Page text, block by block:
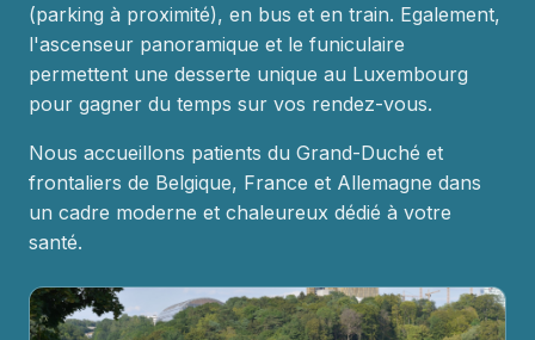
(parking à proximité), en bus et en train. Egalement,
l'ascenseur panoramique et le funiculaire
permettent une desserte unique au Luxembourg
pour gagner du temps sur vos rendez-vous.
Nous accueillons patients du Grand-Duché et
frontaliers de Belgique, France et Allemagne dans
un cadre moderne et chaleureux dédié à votre
santé.